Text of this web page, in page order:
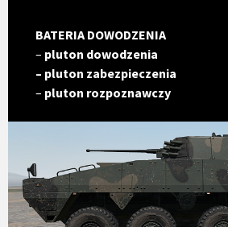
BATERIA DOWODZENIA
– pluton dowodzenia
– pluton zabezpieczenia
– pluton rozpoznawczy